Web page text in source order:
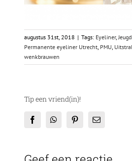
augustus 31st, 2018 | Tags: Eyeliner,
Permanente eyeliner Utrecht PMU
wenkbrauwen
Tip een vriend(in)!
FacebookWhatsAppPinterestE-